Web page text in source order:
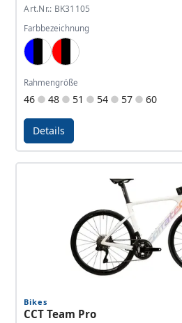
Art.Nr.: BK31105
Farbbezeichnung
Blue, Black, White
Red, Black, White
Rahmengröße
46 48 51 54 57 60
Details
Bikes
CCT Team Pro